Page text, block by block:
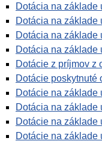
Dotácia na základe
Dotácia na základe
Dotácia na základe
Dotácia na základe
Dotácie z príjmov z
Dotácie poskytnuté
Dotácie na základe
Dotácia na základe
Dotácie na základe
Dotácie na základe